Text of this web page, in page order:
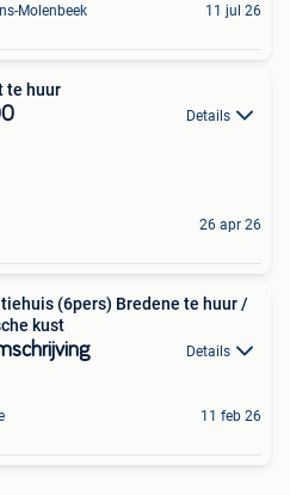
Molenbeek 11 jul 26
te huur
Details
26 apr 26
(6pers) Bredene te huur /
kust
Details
11 feb 26